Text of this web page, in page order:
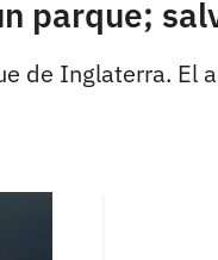
parque;
de Inglaterra. El